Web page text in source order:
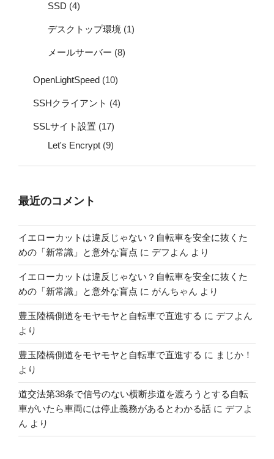
SSD (4)
デスクトップ環境 (1)
メールサーバー (8)
OpenLightSpeed (10)
SSHクライアント (4)
SSLサイト設置 (17)
Let's Encrypt (9)
最近のコメント
イエローカットは違反じゃない？自転車を安全に抜くた
めの「新常識」と意外な盲点 に デフよん より
イエローカットは違反じゃない？自転車を安全に抜くた
めの「新常識」と意外な盲点 に がんちゃん より
豊玉陸橋側道をモヤモヤと自転車で直進する に デフよん
より
豊玉陸橋側道をモヤモヤと自転車で直進する に まじか！
より
道交法第38条で信号のない横断歩道を渡ろうとする自転
車がいたら車両には停止義務があるとわかる話 に デフよ
ん より